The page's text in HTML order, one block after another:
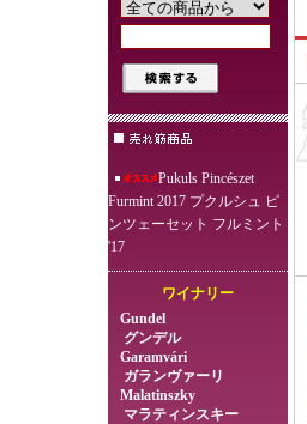
Pukuls Pincészet
Furmint 2017 プクルシュ ピ
ンツェーセット フルミント
'17
ワイナリー
Gundel
グンデル
Garamvári
ガランヴァーリ
Malatinszky
マラティンスキー